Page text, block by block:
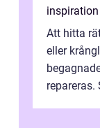
inspiration
Att hitta
eller
repareras.